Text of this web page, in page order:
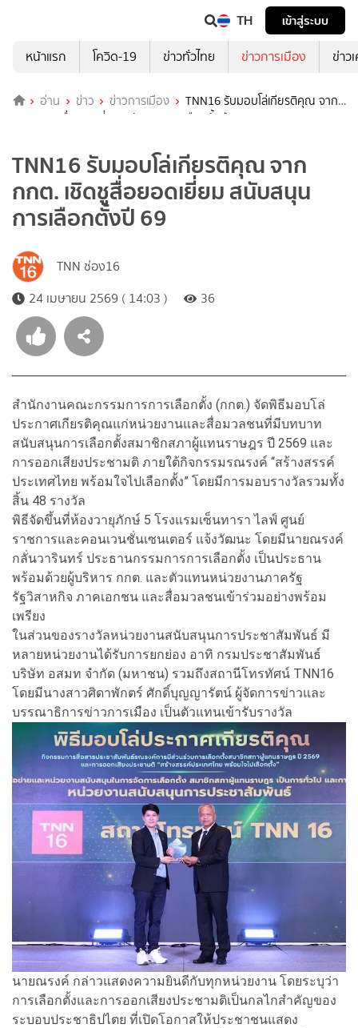
TH
เข้าสู่ระบบ
หน้าแรก
โควิด-19 ข่าวทั่วไทย ข่าวการเมือง ข่าว
อ่าน ข่าว ข่าวการเมือง
TNN16 รับมอบโล่เกียรติคุณ จาก
กกต. เชิดชูสื่อยอดเยี่ยม สนับสนุนการเลือกตั้งปี 69
TNN16 รับมอบโล่เกียรติคุณ จาก
กกต. เชิดชูสื่อยอดเยี่ยม สนับสนุน
การเลือกตั้งปี 69
TNN ช่อง16
24 เมษายน 2569 ( 14:03 )
36
สำนักงานคณะกรรมการการเลือกตั้ง (กกต.) จัดพิธีมอบโล่
ประกาศเกียรติคุณแก่หน่วยงานและสื่อมวลชนที่มีบทบาท
สนับสนุนการเลือกตั้งสมาชิกสภาผู้แทนราษฎร ปี 2569 และ
การออกเสียงประชามติ ภายใต้กิจกรรมรณรงค์ “สร้างสรรค์
ประเทศไทย พร้อมใจไปเลือกตั้ง” โดยมีการมอบรางวัลรวมทั้ง
สิ้น 48 รางวัล
พิธีจัดขึ้นที่ห้องวายุภักษ์ 5 โรงแรมเซ็นทารา ไลฟ์ ศูนย์
ราชการและคอนเวนชั่นเซนเตอร์ แจ้งวัฒนะ โดยมีนายณรงค์
กลั่นวารินทร์ ประธานกรรมการการเลือกตั้ง เป็นประธาน
พร้อมด้วยผู้บริหาร กกต. และตัวแทนหน่วยงานภาครัฐ
รัฐวิสาหกิจ ภาคเอกชน และสื่อมวลชนเข้าร่วมอย่างพร้อม
เพรียง
ในส่วนของรางวัลหน่วยงานสนับสนุนการประชาสัมพันธ์ มี
หลายหน่วยงานได้รับการยกย่อง อาทิ กรมประชาสัมพันธ์
บริษัท อสมท จำกัด (มหาชน) รวมถึงสถานีโทรทัศน์ TNN16
โดยมีนางสาวศิดาพักตร์ ศักดิ์บุญญารัตน์ ผู้จัดการข่าวและ
บรรณาธิการข่าวการเมือง เป็นตัวแทนเข้ารับรางวัล
นายณรงค์ กล่าวแสดงความยินดีกับทุกหน่วยงาน โดยระบุว่า
การเลือกตั้งและการออกเสียงประชามติเป็นกลไกสำคัญของ
ระบอบประชาธิปไตย ที่เปิดโอกาสให้ประชาชนแสดง